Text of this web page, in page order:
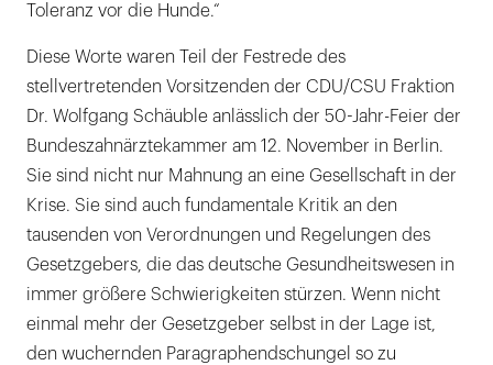
Toleranz vor die Hunde.“
Diese Worte waren Teil der Festrede des
stellvertretenden Vorsitzenden der CDU/CSU Fraktion
Dr. Wolfgang Schäuble anlässlich der 50-Jahr-Feier der
Bundeszahnärztekammer am 12. November in Berlin.
Sie sind nicht nur Mahnung an eine Gesellschaft in der
Krise. Sie sind auch fundamentale Kritik an den
tausenden von Verordnungen und Regelungen des
Gesetzgebers, die das deutsche Gesundheitswesen in
immer größere Schwierigkeiten stürzen. Wenn nicht
einmal mehr der Gesetzgeber selbst in der Lage ist,
den wuchernden Paragraphendschungel so zu